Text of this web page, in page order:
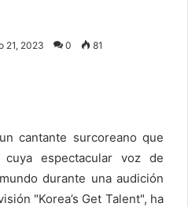
21, 2023 0 81
cantante surcoreano que
espectacular voz de
durante una audición
"Korea’s Get Talent", ha